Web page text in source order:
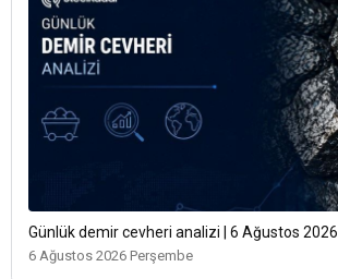
Günlük demir cevheri analizi | 6 Ağustos 2026
6 Ağustos 2026 Perşembe